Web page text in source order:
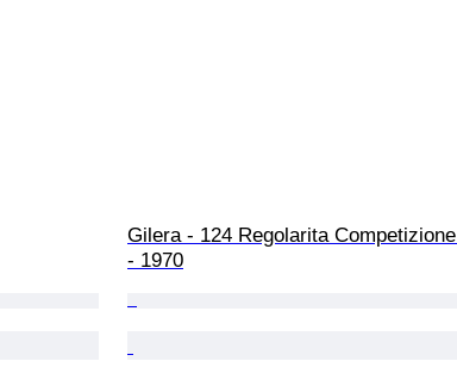
Gilera - 124 Regolarita Competizione
- 1970